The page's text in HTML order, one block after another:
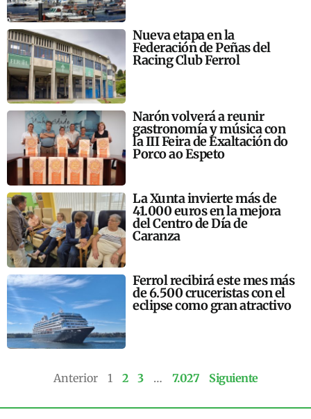
Nueva etapa en la
Federación de Peñas del
Racing Club Ferrol
Narón volverá a reunir
gastronomía y música con
la III Feira de Exaltación do
Porco ao Espeto
La Xunta invierte más de
41.000 euros en la mejora
del Centro de Día de
Caranza
Ferrol recibirá este mes más
de 6.500 cruceristas con el
eclipse como gran atractivo
Anterior 1 2 3 … 7.027 Siguiente